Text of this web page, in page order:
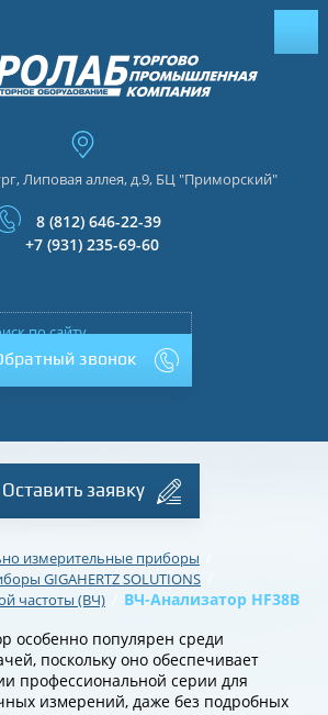
Липовая аллея, д.9, БЦ "Приморский"
8 (812) 646-22-39
+7 (931) 235-69-60
звонок
Оставить заявку
измерительные приборы
GIGAHERTZ SOLUTIONS
частоты (ВЧ)
ВЧ-Анализатор HF38B
особенно популярен среди
поскольку оно обеспечивает
профессиональной серии для
измерений, даже без подробных